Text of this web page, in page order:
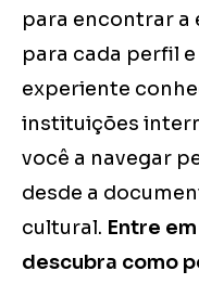
para encontrar a
para cada perfil
experiente
instituições
você a navegar
desde a
cultural. Entre
descubra como